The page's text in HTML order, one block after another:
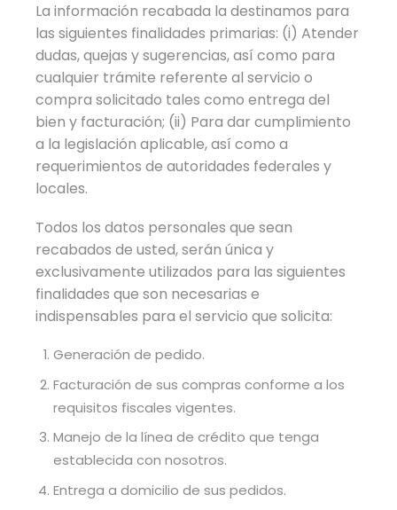
La información recabada la destinamos para
las siguientes finalidades primarias: (i) Atender
dudas, quejas y sugerencias, así como para
cualquier trámite referente al servicio o
compra solicitado tales como entrega del
bien y facturación; (ii) Para dar cumplimiento
a la legislación aplicable, así como a
requerimientos de autoridades federales y
locales.
Todos los datos personales que sean
recabados de usted, serán única y
exclusivamente utilizados para las siguientes
finalidades que son necesarias e
indispensables para el servicio que solicita:
Generación de pedido.
Facturación de sus compras conforme a los
requisitos fiscales vigentes.
Manejo de la línea de crédito que tenga
establecida con nosotros.
Entrega a domicilio de sus pedidos.